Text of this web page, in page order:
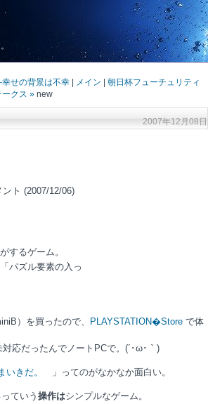
せの背景は不幸 メイン
朝日杯フューチュリティ
ークス » new
2007年12月08日
ト (2007/12/06)
するゲーム。
パズル要素の入っ
）を買ったので、 PLAYSTATION�Store で体
対応だったんでノートPCで。(´･ω･｀)
いきだ。 」ってのがなかなか面白い。
ていう 操作はシンプルなゲーム。